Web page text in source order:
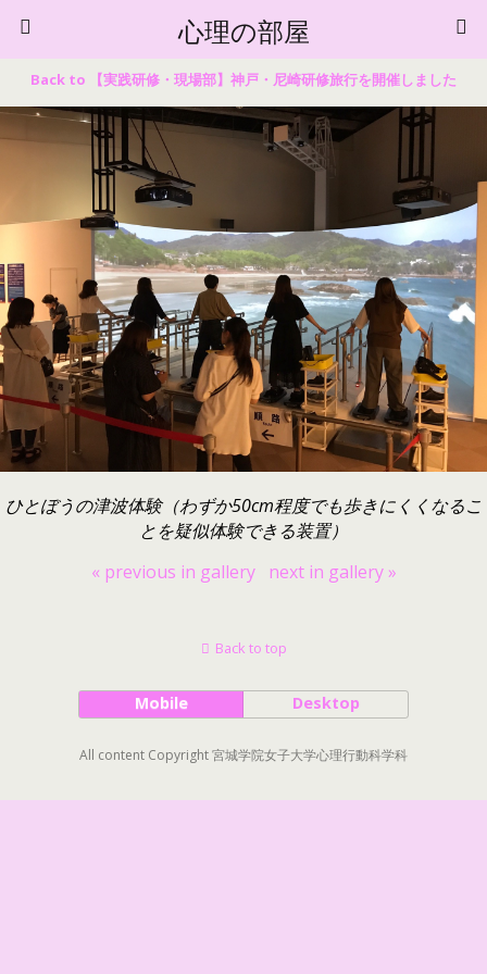
心理の部屋
Back to 【実践研修・現場部】神戸・尼崎研修旅行を開催しました
ひとぼうの津波体験（わずか50cm程度でも歩きにくくなるこ
とを疑似体験できる装置）
« previous in gallery
next in gallery »
Back to top
Mobile Desktop
All content Copyright 宮城学院女子大学心理行動科学科